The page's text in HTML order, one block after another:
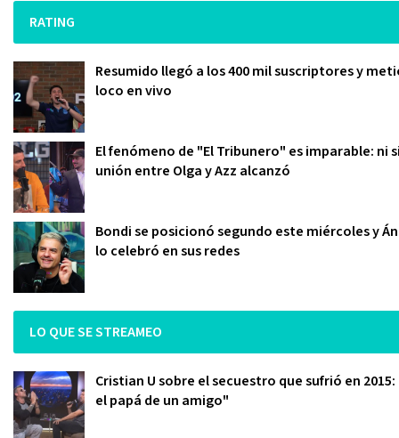
RATING
Resumido llegó a los 400 mil suscriptores y
loco en vivo
El fenómeno de "El Tribunero" es imparable: ni
unión entre Olga y Azz alcanzó
Bondi se posicionó segundo este miércoles y
lo celebró en sus redes
LO QUE SE STREAMEO
Cristian U sobre el secuestro que sufrió en
el papá de un amigo"